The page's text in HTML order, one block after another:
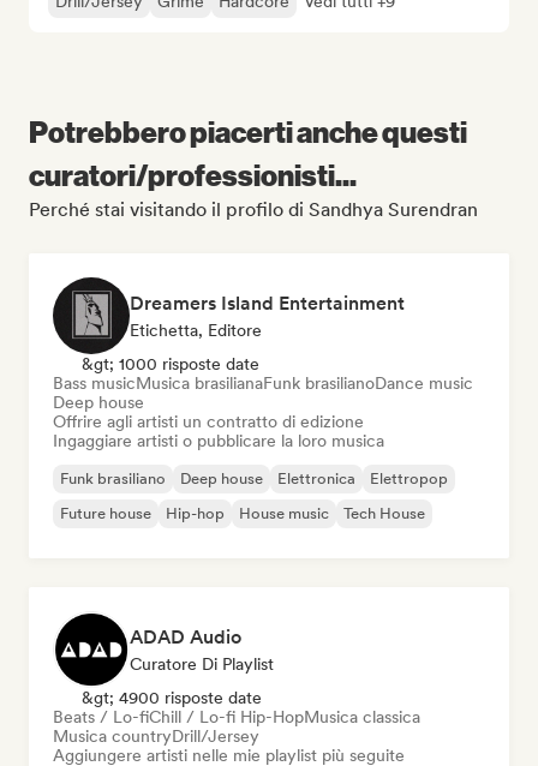
Potrebbero piacerti anche questi
curatori/professionisti...
Perché stai visitando il profilo di Sandhya Surendran
Dreamers Island Entertainment
Etichetta, Editore
&gt; 1000 risposte date
Bass musicMusica brasilianaFunk brasilianoDance music
Deep house
Offrire agli artisti un contratto di edizione
Ingaggiare artisti o pubblicare la loro musica
Funk brasiliano Deep house Elettronica
Elettropop
Future house
Hip-hop House music Tech House
ADAD Audio
Curatore Di Playlist
&gt; 4900 risposte date
Beats / Lo-fiChill / Lo-fi Hip-HopMusica classica
Musica countryDrill/Jersey
Aggiungere artisti nelle mie playlist più seguite